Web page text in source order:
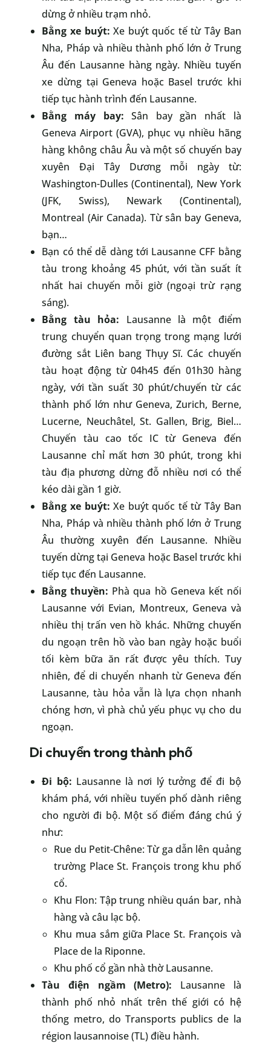
dừng ở nhiều trạm nhỏ.
Bằng xe buýt: Xe buýt quốc tế từ Tây Ban
Nha, Pháp và nhiều thành phố lớn ở Trung
Âu đến Lausanne hàng ngày. Nhiều tuyến
xe dừng tại Geneva hoặc Basel trước khi
tiếp tục hành trình đến Lausanne.
Bằng máy bay: Sân bay gần nhất là
Geneva Airport (GVA), phục vụ nhiều hãng
hàng không châu Âu và một số chuyến bay
xuyên Đại Tây Dương mỗi ngày từ:
Washington-Dulles (Continental), New York
(JFK, Swiss), Newark (Continental),
Montreal (Air Canada). Từ sân bay Geneva,
bạn…
Bạn có thể dễ dàng tới Lausanne CFF bằng
tàu trong khoảng 45 phút, với tần suất ít
nhất hai chuyến mỗi giờ (ngoại trừ rạng
sáng).
Bằng tàu hỏa: Lausanne là một điểm
trung chuyển quan trọng trong mạng lưới
đường sắt Liên bang Thụy Sĩ. Các chuyến
tàu hoạt động từ 04h45 đến 01h30 hàng
ngày, với tần suất 30 phút/chuyến từ các
thành phố lớn như Geneva, Zurich, Berne,
Lucerne, Neuchâtel, St. Gallen, Brig, Biel…
Chuyến tàu cao tốc IC từ Geneva đến
Lausanne chỉ mất hơn 30 phút, trong khi
tàu địa phương dừng đỗ nhiều nơi có thể
kéo dài gần 1 giờ.
Bằng xe buýt: Xe buýt quốc tế từ Tây Ban
Nha, Pháp và nhiều thành phố lớn ở Trung
Âu thường xuyên đến Lausanne. Nhiều
tuyến dừng tại Geneva hoặc Basel trước khi
tiếp tục đến Lausanne.
Bằng thuyền: Phà qua hồ Geneva kết nối
Lausanne với Evian, Montreux, Geneva và
nhiều thị trấn ven hồ khác. Những chuyến
du ngoạn trên hồ vào ban ngày hoặc buổi
tối kèm bữa ăn rất được yêu thích. Tuy
nhiên, để di chuyển nhanh từ Geneva đến
Lausanne, tàu hỏa vẫn là lựa chọn nhanh
chóng hơn, vì phà chủ yếu phục vụ cho du
ngoạn.
Di chuyển trong thành phố
Đi bộ: Lausanne là nơi lý tưởng để đi bộ
khám phá, với nhiều tuyến phố dành riêng
cho người đi bộ. Một số điểm đáng chú ý
như:
Rue du Petit-Chêne: Từ ga dẫn lên quảng
trường Place St. François trong khu phố
cổ.
Khu Flon: Tập trung nhiều quán bar, nhà
hàng và câu lạc bộ.
Khu mua sắm giữa Place St. François và
Place de la Riponne.
Khu phố cổ gần nhà thờ Lausanne.
Tàu điện ngầm (Metro): Lausanne là
thành phố nhỏ nhất trên thế giới có hệ
thống metro, do Transports publics de la
région lausannoise (TL) điều hành.